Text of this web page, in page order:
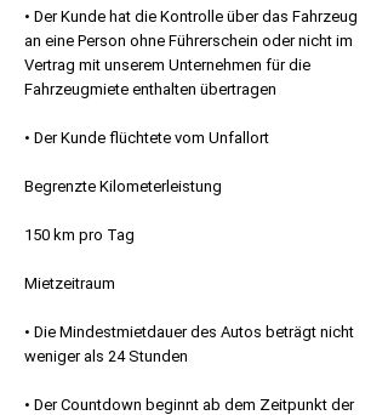
• Der Kunde hat die Kontrolle über das Fahrzeug
an eine Person ohne Führerschein oder nicht im
Vertrag mit unserem Unternehmen für die
Fahrzeugmiete enthalten übertragen
• Der Kunde flüchtete vom Unfallort
Begrenzte Kilometerleistung
150 km pro Tag
Mietzeitraum
• Die Mindestmietdauer des Autos beträgt nicht
weniger als 24 Stunden
• Der Countdown beginnt ab dem Zeitpunkt der